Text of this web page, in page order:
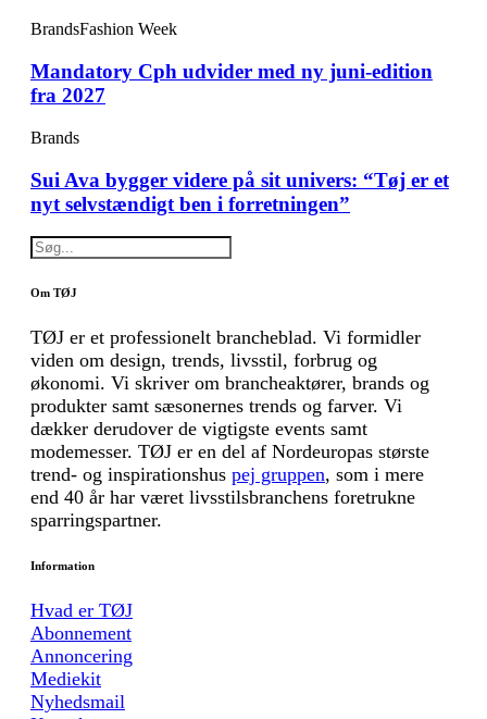
BrandsFashion Week
Mandatory Cph udvider med ny juni-edition
fra 2027
Brands
Sui Ava bygger videre på sit univers: “Tøj er et
nyt selvstændigt ben i forretningen”
Om TØJ
TØJ er et professionelt brancheblad. Vi formidler
viden om design, trends, livsstil, forbrug og
økonomi. Vi skriver om brancheaktører, brands og
produkter samt sæsonernes trends og farver. Vi
dækker derudover de vigtigste events samt
modemesser. TØJ er en del af Nordeuropas største
trend- og inspirationshus pej gruppen, som i mere
end 40 år har været livsstilsbranchens foretrukne
sparringspartner.
Information
Hvad er TØJ
Abonnement
Annoncering
Mediekit
Nyhedsmail